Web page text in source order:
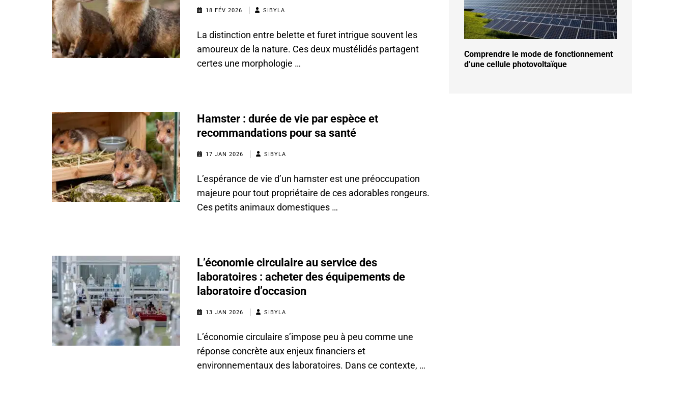
18 FÉV 2026 SIBYLA
La distinction entre belette et furet intrigue souvent les
amoureux de la nature. Ces deux mustélidés partagent
certes une morphologie …
Hamster : durée de vie par espèce et
recommandations pour sa santé
17 JAN 2026 SIBYLA
L’espérance de vie d’un hamster est une préoccupation
majeure pour tout propriétaire de ces adorables rongeurs.
Ces petits animaux domestiques …
L’économie circulaire au service des
laboratoires : acheter des équipements de
laboratoire d’occasion
13 JAN 2026 SIBYLA
L’économie circulaire s’impose peu à peu comme une
réponse concrète aux enjeux financiers et
environnementaux des laboratoires. Dans ce contexte, …
Comprendre le mode de fonctionnement
d’une cellule photovoltaïque